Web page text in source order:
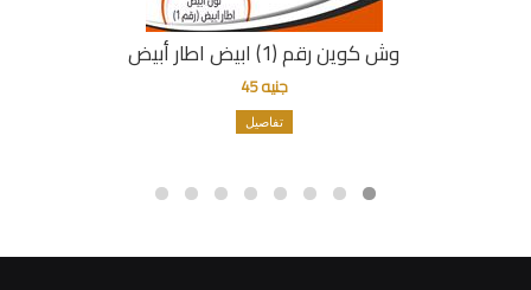
وش كوين رقم (1) ابيض اطار أبيض
جنيه 45
تفاصيل